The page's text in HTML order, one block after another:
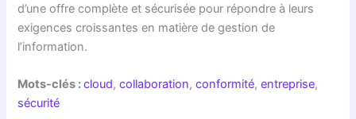
d’une offre complète et sécurisée pour répondre à leurs
exigences croissantes en matière de gestion de
l’information.
Mots-clés :cloud,collaboration,conformité,entreprise,
sécurité